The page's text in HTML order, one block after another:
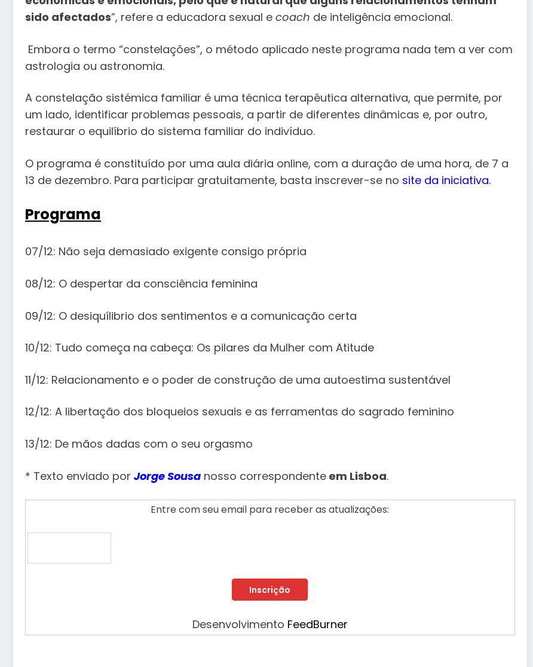
sido afectados”, refere a educadora sexual e coach de inteligência emocional.
Embora o termo “constelações”, o método aplicado neste programa nada tem a ver com
astrologia ou astronomia.
A constelação sistémica familiar é uma técnica terapêutica alternativa, que permite, por
um lado, identificar problemas pessoais, a partir de diferentes dinâmicas e, por outro,
restaurar o equilíbrio do sistema familiar do indivíduo.
O programa é constituído por uma aula diária online, com a duração de uma hora, de 7 a
13 de dezembro. Para participar gratuitamente, basta inscrever-se no site da iniciativa.
Programa
07/12: Não seja demasiado exigente consigo própria
08/12: O despertar da consciência feminina
09/12: O desiquílibrio dos sentimentos e a comunicação certa
10/12: Tudo começa na cabeça: Os pilares da Mulher com Atitude
11/12: Relacionamento e o poder de construção de uma autoestima sustentável
12/12: A libertação dos bloqueios sexuais e as ferramentas do sagrado feminino
13/12: De mãos dadas com o seu orgasmo
* Texto enviado por Jorge Sousa nosso correspondente em Lisboa.
Entre com seu email para receber as atualizações:
Desenvolvimento FeedBurner